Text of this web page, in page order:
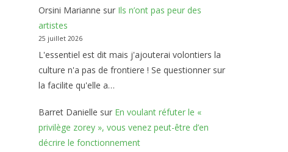
Orsini Marianne sur Ils n’ont pas peur des
artistes
25 juillet 2026
L'essentiel est dit mais j'ajouterai volontiers la
culture n'a pas de frontiere ! Se questionner sur
la facilite qu'elle a…
Barret Danielle sur En voulant réfuter le «
privilège zorey », vous venez peut-être d’en
décrire le fonctionnement